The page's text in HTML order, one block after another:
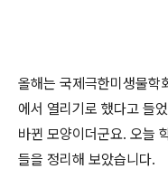
올해는 국제극한미생물
에서 열리기로 했다고 들
바뀐 모양이더군요. 오늘
들을 정리해 보았습니다.